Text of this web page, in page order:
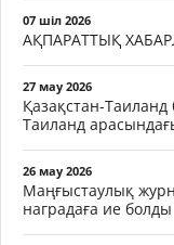
07 шіл 2026
АҚПАРАТТЫҚ
27 мау 2026
Қазақстан-
Таиланд
26 мау 2026
Маңғыстаулық
наградаға ие болды